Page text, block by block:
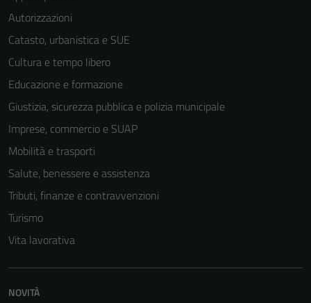
Autorizzazioni
Catasto, urbanistica e SUE
Cultura e tempo libero
Educazione e formazione
Giustizia, sicurezza pubblica e polizia municipale
Imprese, commercio e SUAP
Mobilità e trasporti
Salute, benessere e assistenza
Tributi, finanze e contravvenzioni
Turismo
Vita lavorativa
NOVITÀ